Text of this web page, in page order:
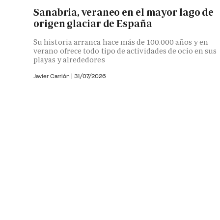
Sanabria, veraneo en el mayor lago de
origen glaciar de España
Su historia arranca hace más de 100.000 años y en
verano ofrece todo tipo de actividades de ocio en sus
playas y alrededores
Javier Carrión | 31/07/2026